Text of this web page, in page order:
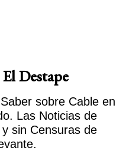
Destape
sobre Cable en
Las Noticias de
sin Censuras de